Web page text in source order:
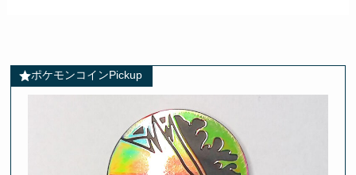
ポケモンコインPickup